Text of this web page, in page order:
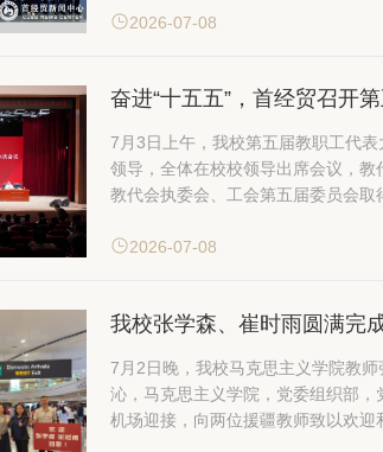
2026-07-08
奋进“十五五”，首经贸召开
7月3日上午，我校第五届教职工代
领导，全体在校校领导出席会议，教代会代表、工代会代表199人参加
教代会执委会、工会第五届委员会
2026-07-08
我校张学森、崔时雨圆满完
7月2日晚，我校马克思主义学院教
沁，马克思主义学院，党委组织部